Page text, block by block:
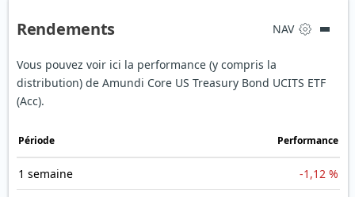
Rendements NAV
Vous pouvez voir ici la performance (y compris la
distribution) de Amundi Core US Treasury Bond UCITS ETF
(Acc).
Période Performance
1 semaine -1,12 %